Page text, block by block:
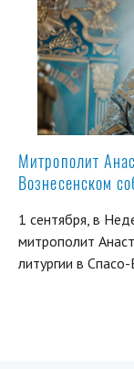
Митрополит
Вознесенском
1 сентября, в
митрополит
литургии в